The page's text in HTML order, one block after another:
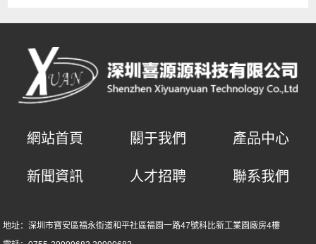
網站首頁 關于我們 產品中心
新聞資訊 人才招聘 聯系我們
地址：深圳市寶安區福永街道和平社區福園一路47號科比新工業園廠房4樓